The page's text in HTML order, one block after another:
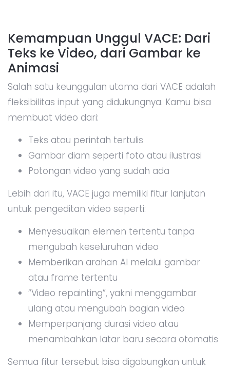
Kemampuan Unggul VACE: Dari
Teks ke Video, dari Gambar ke
Animasi
Salah satu keunggulan utama dari VACE adalah
fleksibilitas input yang didukungnya. Kamu bisa
membuat video dari:
Teks atau perintah tertulis
Gambar diam seperti foto atau ilustrasi
Potongan video yang sudah ada
Lebih dari itu, VACE juga memiliki fitur lanjutan
untuk pengeditan video seperti:
Menyesuaikan elemen tertentu tanpa
mengubah keseluruhan video
Memberikan arahan AI melalui gambar
atau frame tertentu
“Video repainting”, yakni menggambar
ulang atau mengubah bagian video
Memperpanjang durasi video atau
menambahkan latar baru secara otomatis
Semua fitur tersebut bisa digabungkan untuk